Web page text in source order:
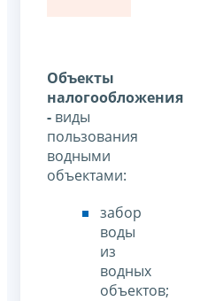
Объекты
налогообложения
- виды
пользования
водными
объектами:
забор
воды
из
водных
объектов;